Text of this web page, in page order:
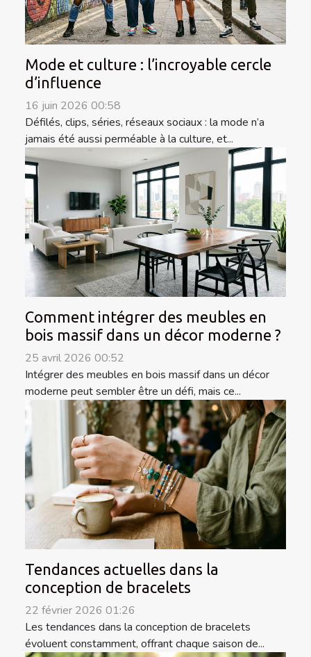
Mode et culture : l’incroyable cercle
d’influence
16 juin 2026 00:58
Défilés, clips, séries, réseaux sociaux : la mode n’a
jamais été aussi perméable à la culture, et...
Comment intégrer des meubles en
bois massif dans un décor moderne ?
25 avril 2026 00:52
Intégrer des meubles en bois massif dans un décor
moderne peut sembler être un défi, mais ce...
Tendances actuelles dans la
conception de bracelets
22 février 2026 01:26
Les tendances dans la conception de bracelets
évoluent constamment, offrant chaque saison de...